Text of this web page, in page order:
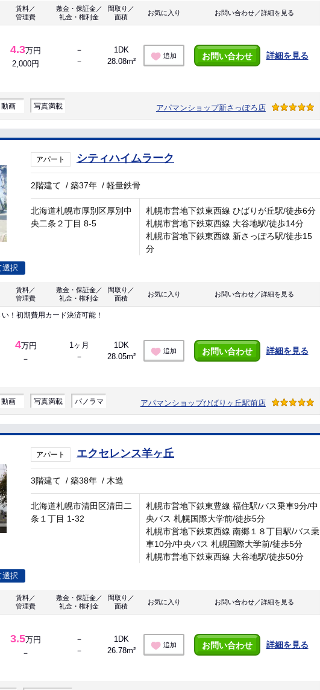
賃料／
管理費
敷金・保証金／
礼金・権利金
間取り／
面積
お気に入り お問い合わせ／詳細を見る
4.3万円
2,000円
－
－
1DK
28.08m²
追加 お問い合わせ 詳細を見る
動画 写真満載 アパマンショップ新さっぽろ店
アパート シティハイムラーク
2階建て /築37年 /軽量鉄骨
北海道札幌市厚別区厚別中
央二条２丁目 8-5
札幌市営地下鉄東西線 ひばりが丘駅/徒歩6分
札幌市営地下鉄東西線 大谷地駅/徒歩14分
札幌市営地下鉄東西線 新さっぽろ駅/徒歩15
分
選択
賃料／
管理費
敷金・保証金／
礼金・権利金
間取り／
面積
お気に入り お問い合わせ／詳細を見る
！初期費用カード決済可能！
4万円
－
1ヶ月
－
1DK
28.05m²
追加 お問い合わせ 詳細を見る
動画 写真満載 パノラマ アパマンショップひばりヶ丘駅前店
アパート エクセレンス羊ヶ丘
3階建て /築38年 / 木造
北海道札幌市清田区清田二
条１丁目 1-32
札幌市営地下鉄東豊線 福住駅/バス乗車9分/中
央バス 札幌国際大学前/徒歩5分
札幌市営地下鉄東西線 南郷１８丁目駅/バス乗
車10分/中央バス 札幌国際大学前/徒歩5分
札幌市営地下鉄東西線 大谷地駅/徒歩50分
選択
賃料／
管理費
敷金・保証金／
礼金・権利金
間取り／
面積
お気に入り お問い合わせ／詳細を見る
3.5万円
－
－
－
1DK
26.78m²
追加 お問い合わせ 詳細を見る